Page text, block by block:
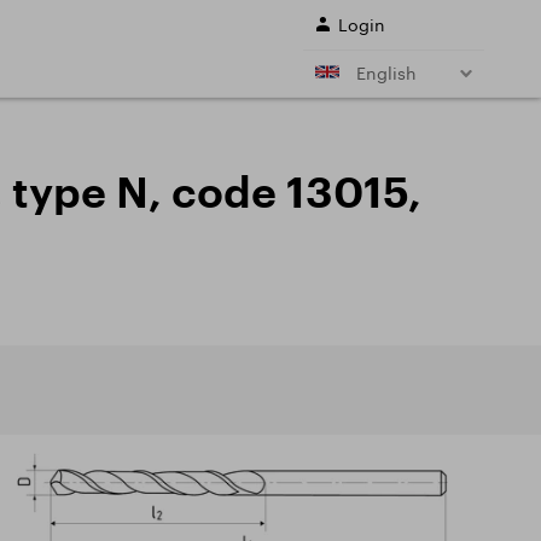
SERVICES
Login
English
N, code 13015,